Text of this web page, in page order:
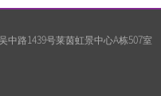
中路1439号莱茵虹景中心A栋507室